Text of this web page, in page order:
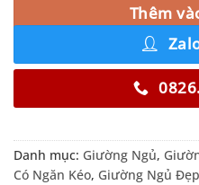
Thêm
Danh mục: Giường Ngủ,
Có Ngăn Kéo, Giường Ngủ Đẹp